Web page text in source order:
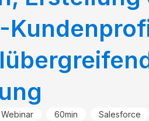
60min Salesforce